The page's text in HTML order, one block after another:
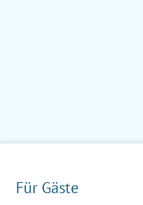
Für Gäste